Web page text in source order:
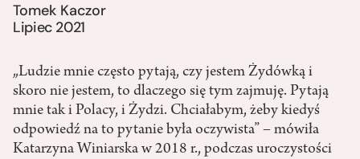
Tomek Kaczor
Lipiec 2021
„Ludzie mnie często pytają, czy jestem Żydówką i
skoro nie jestem, to dlaczego się tym zajmuję. Pytają
mnie tak i Polacy, i Żydzi. Chciałabym, żeby kiedyś
odpowiedź na to pytanie była oczywista” – mówiła
Katarzyna Winiarska w 2018 r., podczas uroczystości